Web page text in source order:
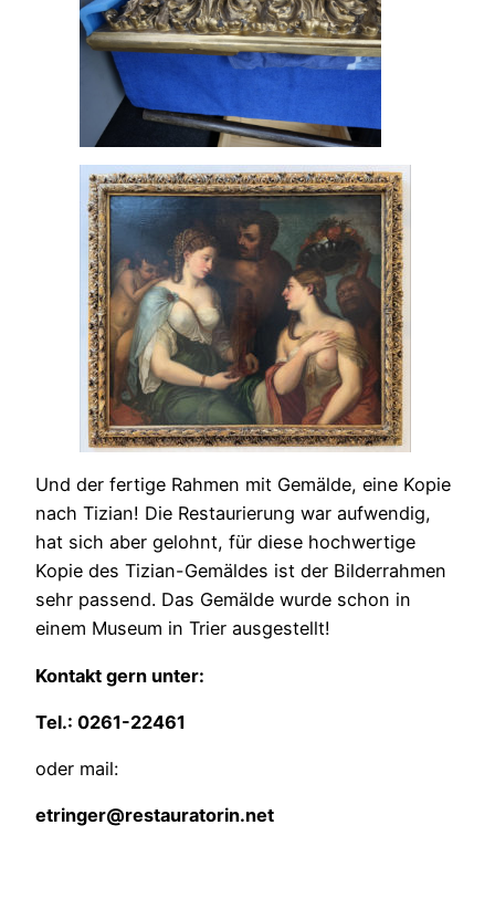
Und der fertige Rahmen mit Gemälde, eine Kopie
nach Tizian! Die Restaurierung war aufwendig,
hat sich aber gelohnt, für diese hochwertige
Kopie des Tizian-Gemäldes ist der Bilderrahmen
sehr passend. Das Gemälde wurde schon in
einem Museum in Trier ausgestellt!
Kontakt gern unter:
Tel.: 0261-22461
oder mail:
etringer@restauratorin.net